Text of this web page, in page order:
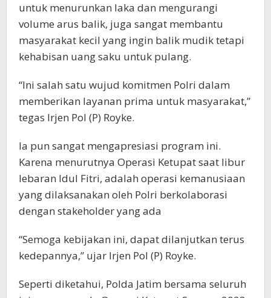
untuk menurunkan laka dan mengurangi
volume arus balik, juga sangat membantu
masyarakat kecil yang ingin balik mudik tetapi
kehabisan uang saku untuk pulang.
“Ini salah satu wujud komitmen Polri dalam
memberikan layanan prima untuk masyarakat,”
tegas Irjen Pol (P) Royke.
Ia pun sangat mengapresiasi program ini.
Karena menurutnya Operasi Ketupat saat libur
lebaran Idul Fitri, adalah operasi kemanusiaan
yang dilaksanakan oleh Polri berkolaborasi
dengan stakeholder yang ada
“Semoga kebijakan ini, dapat dilanjutkan terus
kedepannya,” ujar Irjen Pol (P) Royke.
Seperti diketahui, Polda Jatim bersama seluruh